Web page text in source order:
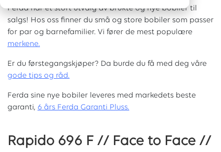
Ferda har et stort utvalg av brukte og nye bobiler til
salgs! Hos oss finner du små og store bobiler som passer
for par og barnefamilier. Vi fører de mest populære
merkene.
Er du førstegangskjøper? Da burde du få med deg våre
gode tips og råd.
Ferda sine nye bobiler leveres med markedets beste
garanti, 6 års Ferda Garanti Pluss.
Rapido 696 F // Face to Face //